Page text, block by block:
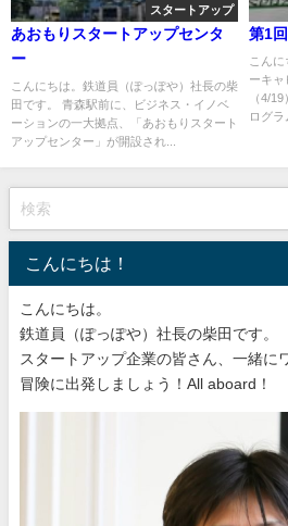
スタートアップ
あおもりスタートアップセンタ
ー
こんにちは。鉄道員（ぽっぽや）社長の柴
田です。 青森駅前に、ビジネス・イノベ
ーションの一大拠点、「あおもりスタート
アップセンター」が開設され...
第1
こん
ーキャ
（4/
ログラ
こんにちは！
こんにちは。
鉄道員（ぽっぽや）社長の柴田です。
スタートアップ企業の皆さん、一緒に
冒険に出発しましょう！All aboard！